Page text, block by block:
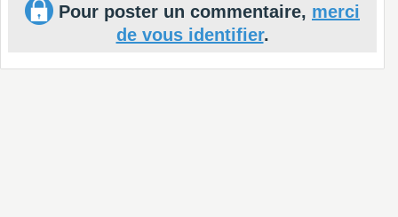
Pour poster un commentaire, merci
de vous identifier.